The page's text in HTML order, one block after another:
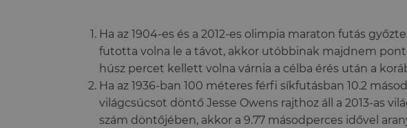
Ha az 1904-es és a 2012-es olimpia maraton futás
futotta volna le a távot, akkor utóbbinak majdnem
húsz percet kellett volna várnia a célba érés után a
Ha az 1936-ban 100 méteres férfi síkfutásban 10.2
világcsúcsot döntő Jesse Owens rajthoz áll a 2013-as
szám döntőjében, akkor a 9.77 másodperces idővel